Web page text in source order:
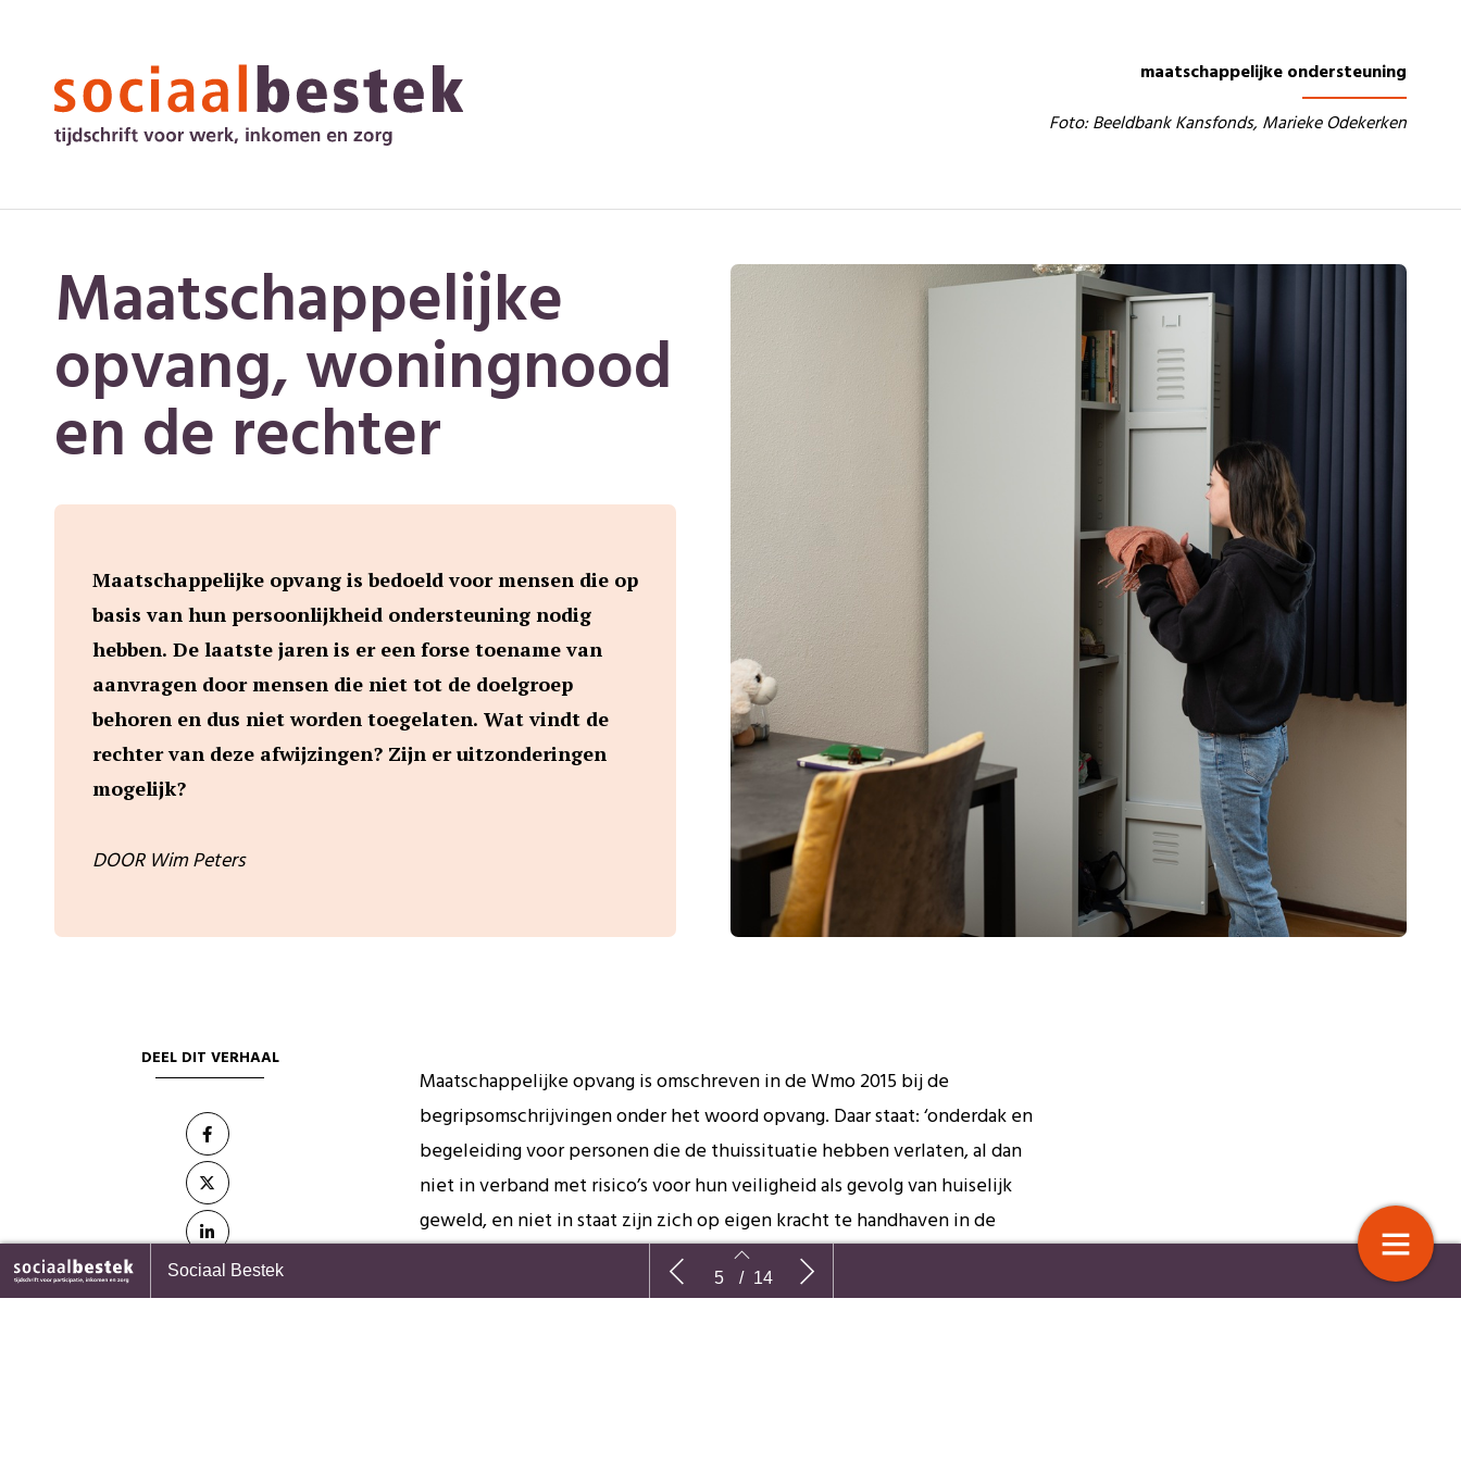
school naar duurzaam werk: een
Recht op zorg zonder verzekering
Maatschappelijke opvang,
woningnood en de rechter
Waarom overleg in sociale teams
Sociaal Bestek 5 / 14
maatschappelijke ondersteuning
Foto: Beeldbank Kansfonds, Marieke Odekerken
Maatschappelijke
opvang, woningnood
en de rechter
Maatschappelijke opvang is bedoeld voor mensen die op
basis van hun persoonlijkheid ondersteuning nodig
hebben. De laatste jaren is er een forse toename van
aanvragen door mensen die niet tot de doelgroep
behoren en dus niet worden toegelaten. Wat vindt de
rechter van deze afwijzingen? Zijn er uitzonderingen
mogelijk?
DOOR Wim Peters
DEEL DIT VERHAAL
Maatschappelijke opvang is omschreven in de Wmo 2015 bij de
begripsomschrijvingen onder het woord opvang. Daar staat: ‘onderdak en
begeleiding voor personen die de thuissituatie hebben verlaten, al dan
niet in verband met risico’s voor hun veiligheid als gevolg van huiselijk
geweld, en niet in staat zijn zich op eigen kracht te handhaven in de